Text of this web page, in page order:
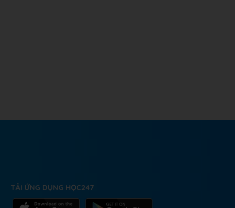
TẢI ỨNG DỤNG HỌC247